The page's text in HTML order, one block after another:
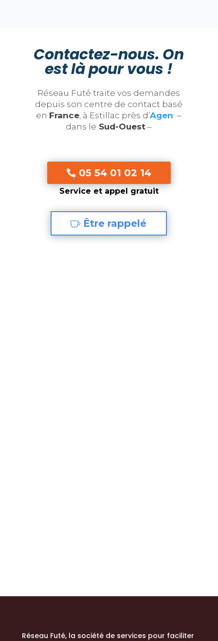
Contactez-nous. On
est là pour vous !
Réseau Futé traite vos demandes
depuis son centre de contact basé
en France, à Estillac près d’Agen –
dans le Sud-Ouest –
05 54 01 02 14
Service et appel gratuit
Être rappelé
Réseau Futé, la société de services pour faciliter